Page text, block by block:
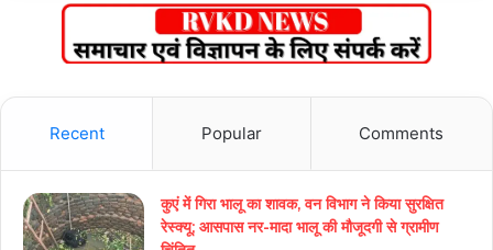
Recent Popular Comments
कुएं में गिरा भालू का शावक, वन विभाग ने किया सुरक्षित
रेस्क्यू; आसपास नर-मादा भालू की मौजूदगी से ग्रामीण